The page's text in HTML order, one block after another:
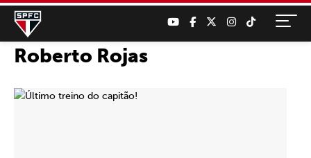
Roberto Rojas